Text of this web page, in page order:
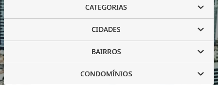
CATEGORIAS
CIDADES
BAIRROS
CONDOMÍNIOS